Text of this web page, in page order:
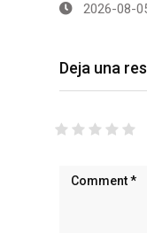
2026-08-
Deja una